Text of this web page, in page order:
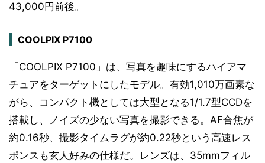
43,000円前後。
COOLPIX P7100
「COOLPIX P7100」は、写真を趣味にするハイアマ
チュアをターゲットにしたモデル。有効1,010万画素な
がら、コンパクト機としては大型となる1/1.7型CCDを
搭載し、ノイズの少ない写真を撮影できる。AF合焦が
約0.16秒、撮影タイムラグが約0.22秒という高速レス
ポンスも玄人好みの仕様だ。レンズは、35mmフィル